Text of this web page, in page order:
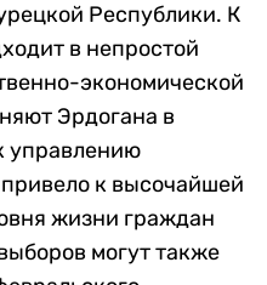
Республики. К
в непростой
экономической
Эрдогана в
управлению
к высочайшей
жизни граждан
могут также